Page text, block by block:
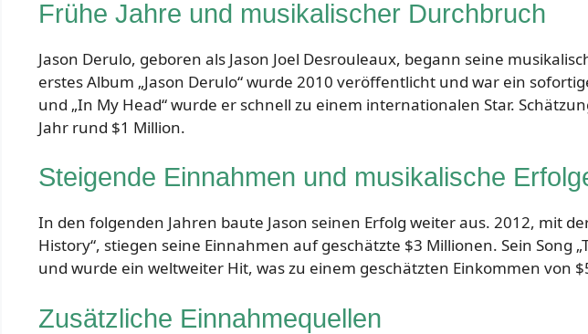
Frühe Jahre und musikalischer Durchbruch
Jason Derulo, geboren als Jason Joel Desrouleaux, begann seine
erstes Album „Jason Derulo“ wurde 2010 veröffentlicht und war ein
und „In My Head“ wurde er schnell zu einem internationalen Star.
Jahr rund $1 Million.
Steigende Einnahmen und musikalische
In den folgenden Jahren baute Jason seinen Erfolg weiter aus. 2012, mit
History“, stiegen seine Einnahmen auf geschätzte $3 Millionen. Sein Song
und wurde ein weltweiter Hit, was zu einem geschätzten Einkommen von
Zusätzliche Einnahmequellen